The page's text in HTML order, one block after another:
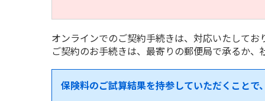
オンラインでのご契約手続きは、対応いたしてお
ご契約のお手続きは、最寄りの郵便局で承るか、
保険料のご試算結果を持参していただくことで